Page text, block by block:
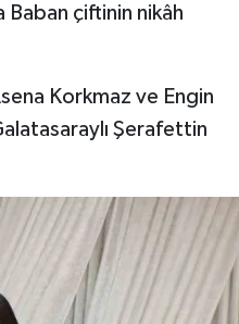
Baban çiftinin nikâh
Korkmaz ve Engin
Şerafettin